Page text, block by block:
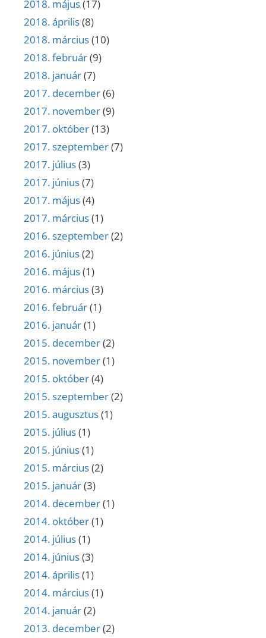
2018. május(17)
2018. április(8)
2018. március(10)
2018. február(9)
2018. január(7)
2017. december(6)
2017. november(9)
2017. október(13)
2017. szeptember(7)
2017. július(3)
2017. június(7)
2017. május(4)
2017. március(1)
2016. szeptember(2)
2016. június(2)
2016. május(1)
2016. március(3)
2016. február(1)
2016. január(1)
2015. december(2)
2015. november(1)
2015. október(4)
2015. szeptember(2)
2015. augusztus(1)
2015. július(1)
2015. június(1)
2015. március(2)
2015. január(3)
2014. december(1)
2014. október(1)
2014. július(1)
2014. június(3)
2014. április(1)
2014. március(1)
2014. január(2)
2013. december(2)